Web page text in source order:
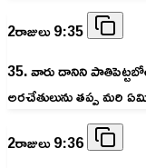
2రాజులు 9:35
35. వారు దానిని
అరచేతులును తప్ప మరి
2రాజులు 9:36